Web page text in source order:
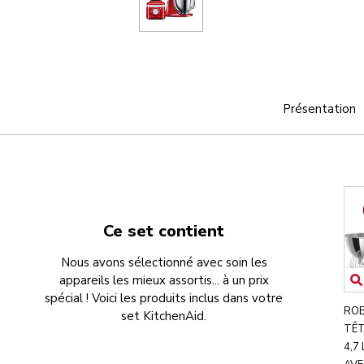
Présentation
Ce set contient
Nous avons sélectionné avec soin les
appareils les mieux assortis... à un prix
spécial ! Voici les produits inclus dans votre
set KitchenAid.
4,7